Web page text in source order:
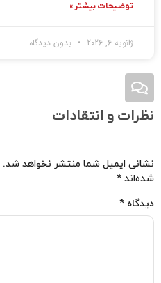
توضیحات بیشتر »
ژانویه 6, 2026 بدون دیدگاه
نظرات و انتقادات
نشانی ایمیل شما منتشر نخواهد شد.
شده‌اند *
دیدگاه *